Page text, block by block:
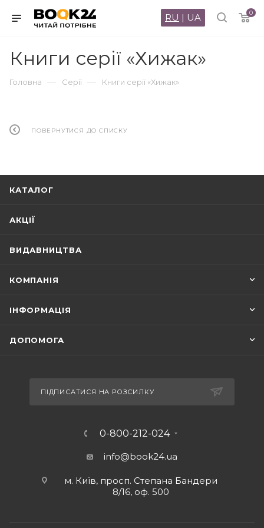
0
RU | UA
Книги серії «Хижак»
Головна — Серії — Книги серії «Хижак»
ПОВЕРНУТИСЯ ДО СПИСКУ
КАТАЛОГ
АКЦІЇ
ВИДАВНИЦТВА
КОМПАНІЯ
ІНФОРМАЦІЯ
ДОПОМОГА
ПІДПИСАТИСЯ НА РОЗСИЛКУ
0-800-212-024
info@book24.ua
м. Київ, просп. Степана Бандери
8/16, оф. 500